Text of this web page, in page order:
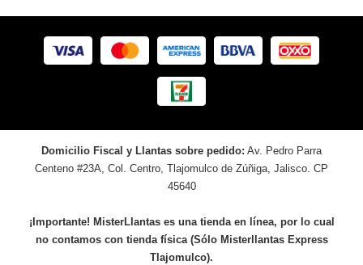
Domicilio Fiscal y Llantas sobre pedido: Av. Pedro Parra
Centeno #23A, Col. Centro, Tlajomulco de Zúñiga, Jalisco. CP
45640
¡Importante! MisterLlantas es una tienda en línea, por lo cual
no contamos con tienda física (Sólo Misterllantas Express
Tlajomulco).